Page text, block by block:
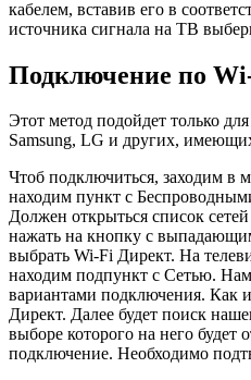
кабелем, вставив его в
источника сигнала на ТВ
Подключение по
Этот метод подойдет только
Samsung, LG и других,
Чтоб подключиться, заходим в
находим пункт с
Должен открыться список
нажать на кнопку с
выбрать Wi-Fi Директ. На
находим подпункт с Сетью. Нам
вариантами подключения. Как
Директ. Далее будет поиск
выборе которого на него будет
подключение. Необходимо